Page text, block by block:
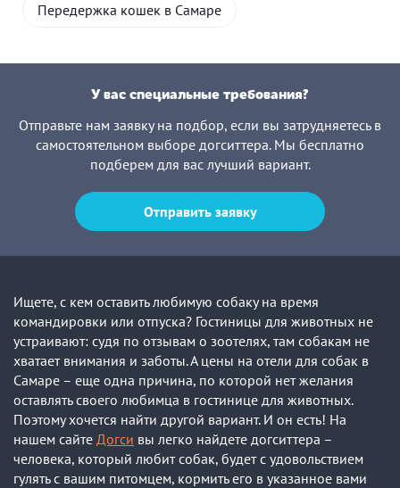
Передержка кошек в Самаре
У вас специальные требования?
Отправьте нам заявку на подбор, если вы затрудняетесь в
самостоятельном выборе догситтера. Мы бесплатно
подберем для вас лучший вариант.
Отправить заявку
Ищете, с кем оставить любимую собаку на время
командировки или отпуска? Гостиницы для животных не
устраивают: судя по отзывам о зоотелях, там собакам не
хватает внимания и заботы. А цены на отели для собак в
Самаре – еще одна причина, по которой нет желания
оставлять своего любимца в гостинице для животных.
Поэтому хочется найти другой вариант. И он есть! На
нашем сайте Догси вы легко найдете догситтера –
человека, который любит собак, будет с удовольствием
гулять с вашим питомцем, кормить его в указанное вами